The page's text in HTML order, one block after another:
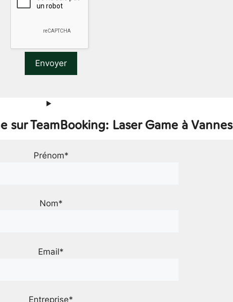
TeamBooking: Laser Game à Vannes
Prénom*
Nom*
Email*
Entreprise*